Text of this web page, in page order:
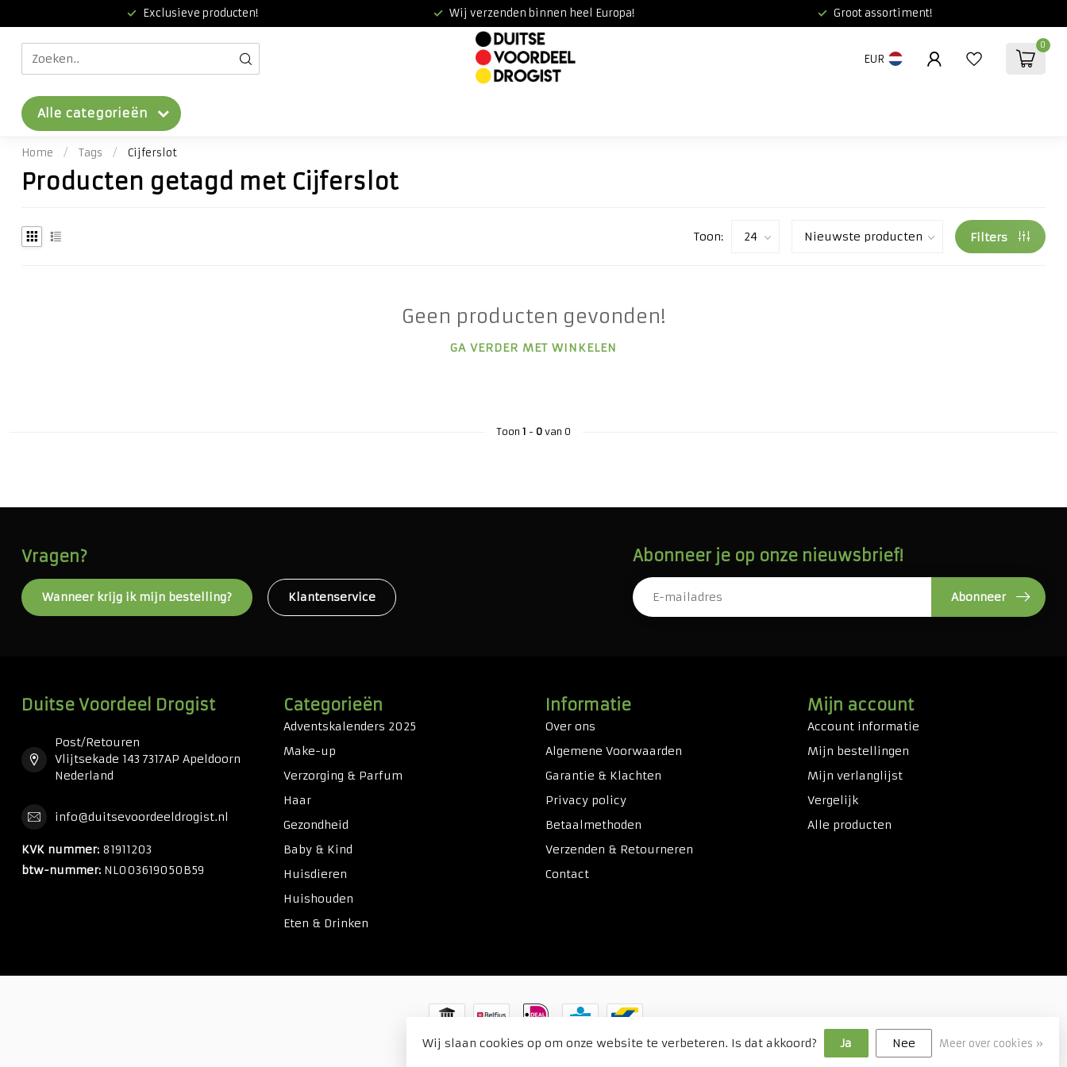
Exclusieve producten! Wij verzenden binnen heel Europa! Groot assortiment!
EUR
0
Alle categorieën
Home / Tags / Cijferslot
Producten getagd met Cijferslot
Toon: Filters
Geen producten gevonden!
GA VERDER MET WINKELEN
Toon 1 - 0van 0
Vragen?
Wanneer krijg ik mijn bestelling? Klantenservice
Abonneer je op onze nieuwsbrief!
Abonneer
Duitse Voordeel Drogist
Post/Retouren
Vlijtsekade 143 7317AP Apeldoorn
Nederland
info@duitsevoordeeldrogist.nl
KVK nummer: 81911203
btw-nummer: NL003619050B59
Categorieën
Adventskalenders 2025
Make-up
Verzorging & Parfum
Haar
Gezondheid
Baby & Kind
Huisdieren
Huishouden
Eten & Drinken
Informatie
Over ons
Algemene Voorwaarden
Garantie & Klachten
Privacy policy
Betaalmethoden
Verzenden & Retourneren
Contact
Mijn account
Account informatie
Mijn bestellingen
Mijn verlanglijst
Vergelijk
Alle producten
© Copyright 2026 Duitse Voordeel Drogist
Wij slaan cookies op om onze website te verbeteren. Is dat akkoord? Ja Nee Meer over cookies »